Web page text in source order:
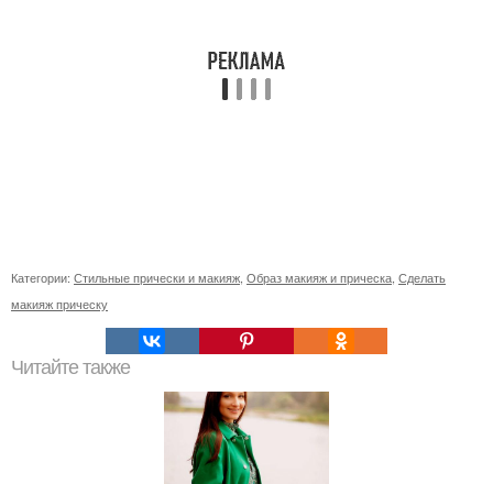
Категории: Стильные прически и макияж Образ макияж и прическа Сделать
макияж прическу
Читайте также